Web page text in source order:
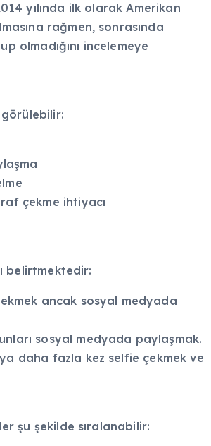
yılında ilk olarak Amerikan
rağmen, sonrasında
olmadığını incelemeye
görülebilir:
çekme ihtiyacı
belirtmektedir:
ancak sosyal medyada
sosyal medyada paylaşmak.
daha fazla kez selfie çekmek ve
şu şekilde sıralanabilir: